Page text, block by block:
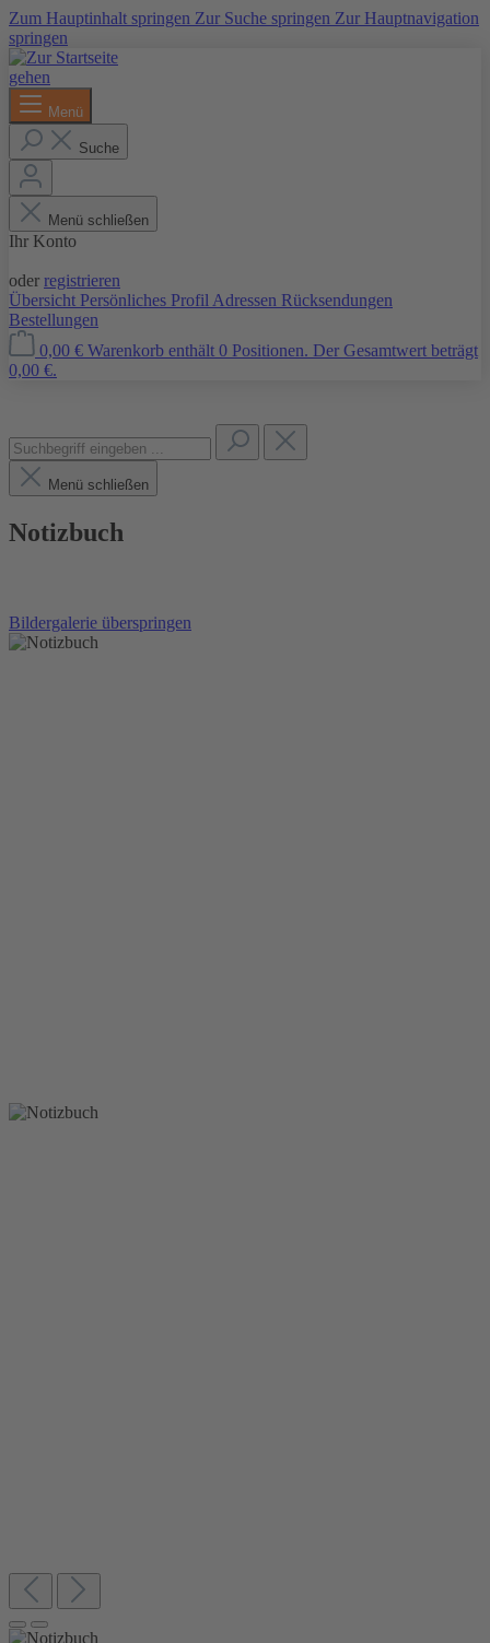
Zum Hauptinhalt springen Zur Suche springen Zur Hauptnavigation
springen
Menü
Suche
Menü schließen
Ihr Konto
oder registrieren
Übersicht Persönliches Profil Adressen Rücksendungen
Bestellungen
0,00 € Warenkorb enthält 0 Positionen. Der Gesamtwert beträgt
0,00 €.
Menü schließen
Notizbuch
Bildergalerie überspringen